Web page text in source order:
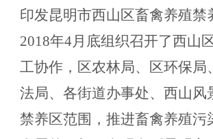
印发昆明市西山区畜禽养殖
2018年4月底组织召开了西山
工协作，区农林局、区环保
法局、各街道办事处、西山
禁养区范围，推进畜禽养殖